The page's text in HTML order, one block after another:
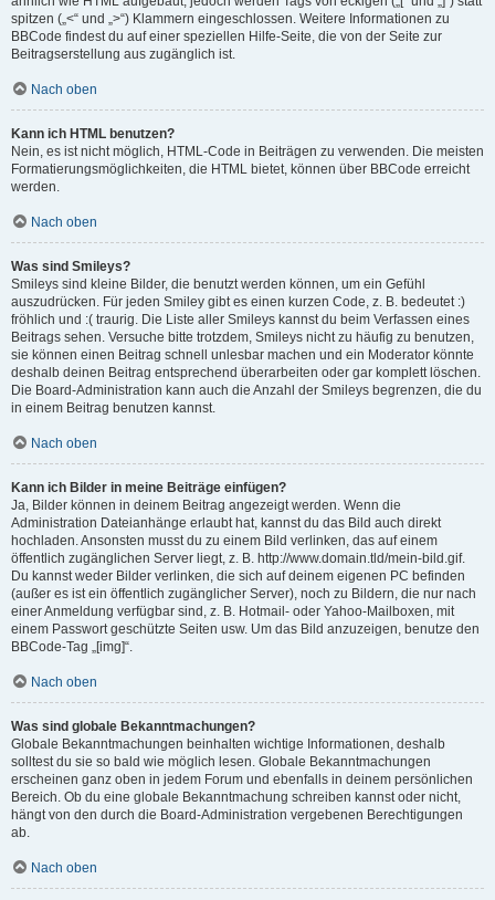
spitzen („<“ und „>“) Klammern eingeschlossen. Weitere Informationen zu
BBCode findest du auf einer speziellen Hilfe-Seite, die von der Seite zur
Beitragserstellung aus zugänglich ist.
Nach oben
Kann ich HTML benutzen?
Nein, es ist nicht möglich, HTML-Code in Beiträgen zu verwenden. Die meisten
Formatierungsmöglichkeiten, die HTML bietet, können über BBCode erreicht
werden.
Nach oben
Was sind Smileys?
Smileys sind kleine Bilder, die benutzt werden können, um ein Gefühl
auszudrücken. Für jeden Smiley gibt es einen kurzen Code, z. B. bedeutet :)
fröhlich und :( traurig. Die Liste aller Smileys kannst du beim Verfassen eines
Beitrags sehen. Versuche bitte trotzdem, Smileys nicht zu häufig zu benutzen,
sie können einen Beitrag schnell unlesbar machen und ein Moderator könnte
deshalb deinen Beitrag entsprechend überarbeiten oder gar komplett löschen.
Die Board-Administration kann auch die Anzahl der Smileys begrenzen, die du
in einem Beitrag benutzen kannst.
Nach oben
Kann ich Bilder in meine Beiträge einfügen?
Ja, Bilder können in deinem Beitrag angezeigt werden. Wenn die
Administration Dateianhänge erlaubt hat, kannst du das Bild auch direkt
hochladen. Ansonsten musst du zu einem Bild verlinken, das auf einem
öffentlich zugänglichen Server liegt, z. B. http://www.domain.tld/mein-bild.gif.
Du kannst weder Bilder verlinken, die sich auf deinem eigenen PC befinden
(außer es ist ein öffentlich zugänglicher Server), noch zu Bildern, die nur nach
einer Anmeldung verfügbar sind, z. B. Hotmail- oder Yahoo-Mailboxen, mit
einem Passwort geschützte Seiten usw. Um das Bild anzuzeigen, benutze den
BBCode-Tag „[img]“.
Nach oben
Was sind globale Bekanntmachungen?
Globale Bekanntmachungen beinhalten wichtige Informationen, deshalb
solltest du sie so bald wie möglich lesen. Globale Bekanntmachungen
erscheinen ganz oben in jedem Forum und ebenfalls in deinem persönlichen
Bereich. Ob du eine globale Bekanntmachung schreiben kannst oder nicht,
hängt von den durch die Board-Administration vergebenen Berechtigungen
ab.
Nach oben